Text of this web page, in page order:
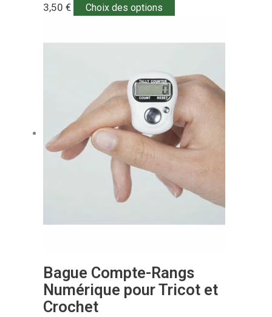
3,50 € Choix des options
Bague Compte-Rangs
Numérique pour Tricot et
Crochet